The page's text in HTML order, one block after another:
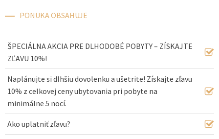
PONUKA OBSAHUJE
ŠPECIÁLNA AKCIA PRE DLHODOBÉ POBYTY – ZÍSKAJTE
ZĽAVU 10%!
Naplánujte si dlhšiu dovolenku a ušetrite! Získajte zľavu
10% z celkovej ceny ubytovania pri pobyte na
minimálne 5 nocí.
Ako uplatniť zľavu?